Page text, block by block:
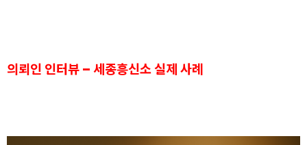
의뢰인 인터뷰 – 세종흥신소 실제 사례